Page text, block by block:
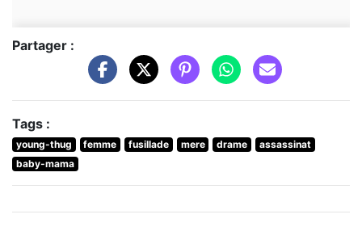
Partager :
Tags :
young-thug femme fusillade mere drame
assassinat
baby-mama